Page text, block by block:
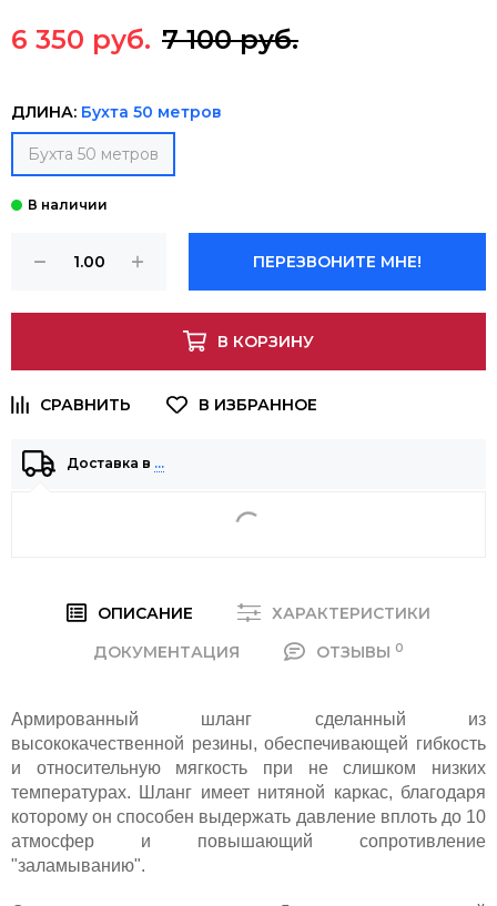
6 350 руб. 7 100 руб.
ДЛИНА: Бухта 50 метров
Бухта 50 метров
ПЕРЕЗВОНИТЕ МНЕ!
В КОРЗИНУ
Доставка в …
ОПИСАНИЕ
ХАРАКТЕРИСТИКИ
ДОКУМЕНТАЦИЯ
ОТЗЫВЫ 0
Армированный шланг сделанный из
высококачественной резины, обеспечивающей гибкость
и относительную мягкость при не слишком низких
температурах. Шланг имеет нитяной каркас, благодаря
которому он способен выдержать давление вплоть до 10
атмосфер и повышающий сопротивление
"заламыванию".